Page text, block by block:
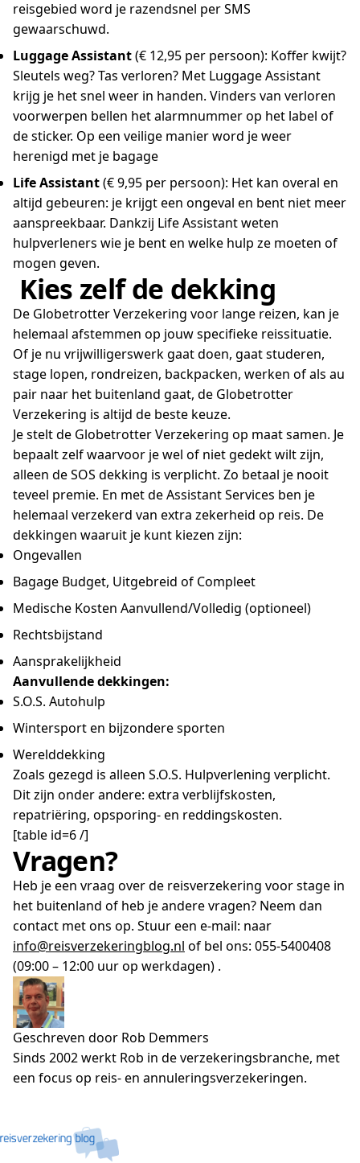
reisgebied word je razendsnel per SMS
gewaarschuwd.
Luggage Assistant(€ 12,95 per persoon): Koffer kwijt?
Sleutels weg? Tas verloren? Met Luggage Assistant
krijg je het snel weer in handen. Vinders van verloren
voorwerpen bellen het alarmnummer op het label of
de sticker. Op een veilige manier word je weer
herenigd met je bagage
Life Assistant(€ 9,95 per persoon): Het kan overal en
altijd gebeuren: je krijgt een ongeval en bent niet meer
aanspreekbaar. Dankzij Life Assistant weten
hulpverleners wie je bent en welke hulp ze moeten of
mogen geven.
Kies zelf de dekking
De Globetrotter Verzekering voor lange reizen, kan je
helemaal afstemmen op jouw specifieke reissituatie.
Of je nu vrijwilligerswerk gaat doen, gaat studeren,
stage lopen, rondreizen, backpacken, werken of als au
pair naar het buitenland gaat, de Globetrotter
Verzekering is altijd de beste keuze.
Je stelt de Globetrotter Verzekering op maat samen. Je
bepaalt zelf waarvoor je wel of niet gedekt wilt zijn,
alleen de SOS dekking is verplicht. Zo betaal je nooit
teveel premie. En met de Assistant Services ben je
helemaal verzekerd van extra zekerheid op reis. De
dekkingen waaruit je kunt kiezen zijn:
Ongevallen
Bagage Budget, Uitgebreid of Compleet
Medische Kosten Aanvullend/Volledig (optioneel)
Rechtsbijstand
Aansprakelijkheid
Aanvullende dekkingen:
S.O.S. Autohulp
Wintersport en bijzondere sporten
Werelddekking
Zoals gezegd is alleen S.O.S. Hulpverlening verplicht.
Dit zijn onder andere: extra verblijfskosten,
repatriëring, opsporing- en reddingskosten.
[table id=6 /]
Vragen?
Heb je een vraag over de reisverzekering voor stage in
het buitenland of heb je andere vragen? Neem dan
contact met ons op. Stuur een e-mail: naar
info@reisverzekeringblog.nl of bel ons: 055-5400408
(09:00 – 12:00 uur op werkdagen) .
Geschreven door Rob Demmers
Sinds 2002 werkt Rob in de verzekeringsbranche, met
een focus op reis- en annuleringsverzekeringen.